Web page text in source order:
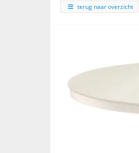
terug naar overzicht